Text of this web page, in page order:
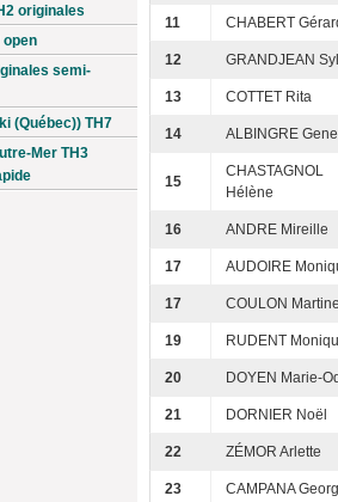
originales
open
semi-
(Québec)) TH7
Mer TH3
11 CHABERT
12 GRANDJEAN
13 COTTET Rita
14 ALBINGRE
15
CHASTAGNOL
Hélène
16 ANDRE Mireille
17 AUDOIRE
17 COULON
19 RUDENT
20 DOYEN Marie-
21 DORNIER Noël
22 ZÉMOR Arlette
23 CAMPANA